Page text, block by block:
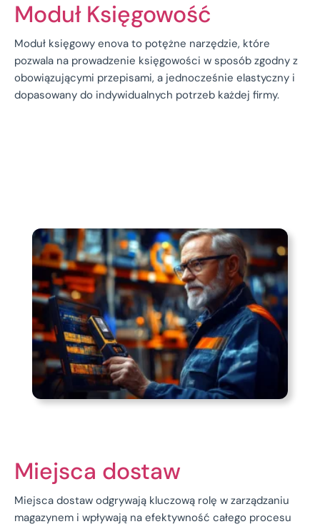
Moduł Księgowość
Moduł księgowy enova to potężne narzędzie, które
pozwala na prowadzenie księgowości w sposób zgodny z
obowiązującymi przepisami, a jednocześnie elastyczny i
dopasowany do indywidualnych potrzeb każdej firmy.
Miejsca dostaw
Miejsca dostaw odgrywają kluczową rolę w zarządzaniu
magazynem i wpływają na efektywność całego procesu